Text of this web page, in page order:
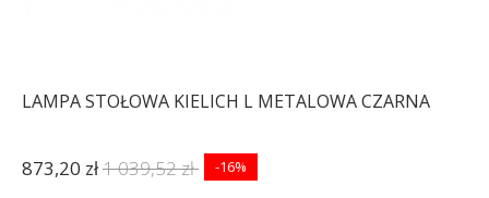
LAMPA STOŁOWA KIELICH L METALOWA CZARNA
873,20 zł1 039,52 zł -16%